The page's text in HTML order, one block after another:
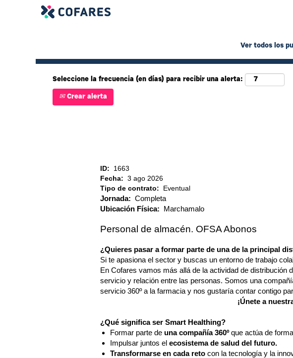
Ver todos los
Seleccione la frecuencia (en días) para recibir una alerta:
Crear alerta
ID: 1663
Fecha: 3 ago 2026
Tipo de contrato: Eventual
Jornada: Completa
Ubicación Física: Marchamalo
Personal de almacén. OFSA Abonos
¿Quieres pasar a formar parte de una de la principal
Si te apasiona el sector y buscas un entorno de trabajo
En Cofares vamos más allá de la actividad de
servicio y relación entre las personas. Somos una
servicio 360º a la farmacia y nos gustaría contar contigo
¡Únete a
¿Qué significa ser Smart Healthing?
Formar parte de una compañía 360ºque actúa de
Impulsar juntos el ecosistema de salud del futuro.
Transformarse en cada reto con la tecnología y la